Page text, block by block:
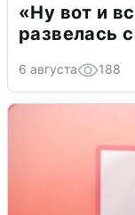
«Ну вот и
развелась
6 августа 188